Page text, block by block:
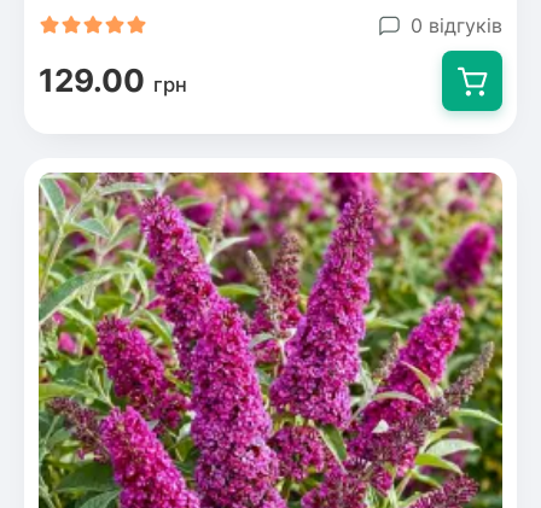
0 відгуків
129.00 грн